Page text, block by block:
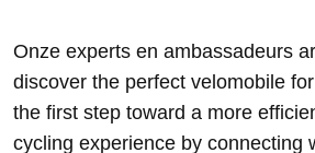
Onze experts en ambassadeurs
discover the perfect velomobile
the first step toward a more
cycling experience by connecting